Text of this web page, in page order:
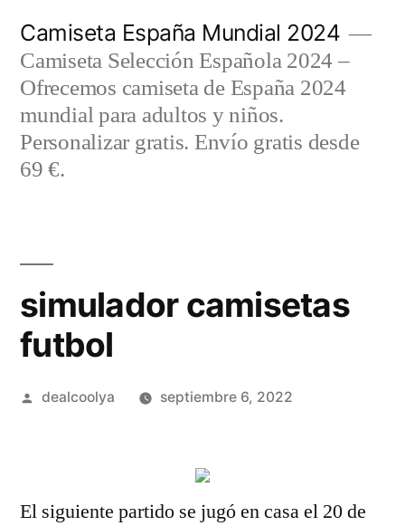
contenido
Camiseta España Mundial 2024
Camiseta Selección Española 2024 –
Ofrecemos camiseta de España 2024
mundial para adultos y niños.
Personalizar gratis. Envío gratis desde
69 €.
simulador camisetas
futbol
Publicado
dealcoolya septiembre 6, 2022
El siguiente partido se jugó en casa el 20 de